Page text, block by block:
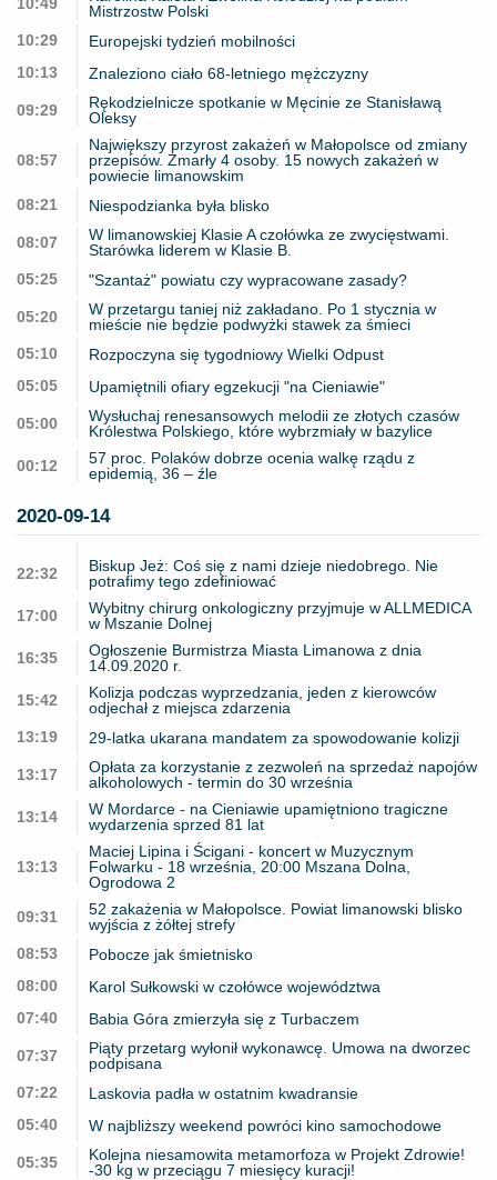
Mistrzostw Polski
10:29
Europejski tydzień mobilności
10:13
Znaleziono ciało 68-letniego mężczyzny
09:29
Rękodzielnicze spotkanie w Męcinie ze Stanisławą
Oleksy
08:57
Największy przyrost zakażeń w Małopolsce od zmiany
przepisów. Zmarły 4 osoby. 15 nowych zakażeń w
powiecie limanowskim
08:21
Niespodzianka była blisko
08:07
W limanowskiej Klasie A czołówka ze zwycięstwami.
Starówka liderem w Klasie B.
05:25
"Szantaż" powiatu czy wypracowane zasady?
05:20
W przetargu taniej niż zakładano. Po 1 stycznia w
mieście nie będzie podwyżki stawek za śmieci
05:10
Rozpoczyna się tygodniowy Wielki Odpust
05:05
Upamiętnili ofiary egzekucji "na Cieniawie"
05:00
Wysłuchaj renesansowych melodii ze złotych czasów
Królestwa Polskiego, które wybrzmiały w bazylice
00:12
57 proc. Polaków dobrze ocenia walkę rządu z
epidemią, 36 – źle
2020-09-14
22:32
Biskup Jeż: Coś się z nami dzieje niedobrego. Nie
potrafimy tego zdefiniować
17:00
Wybitny chirurg onkologiczny przyjmuje w ALLMEDICA
w Mszanie Dolnej
16:35
Ogłoszenie Burmistrza Miasta Limanowa z dnia
14.09.2020 r.
15:42
Kolizja podczas wyprzedzania, jeden z kierowców
odjechał z miejsca zdarzenia
13:19
29-latka ukarana mandatem za spowodowanie kolizji
13:17
Opłata za korzystanie z zezwoleń na sprzedaż napojów
alkoholowych - termin do 30 września
13:14
W Mordarce - na Cieniawie upamiętniono tragiczne
wydarzenia sprzed 81 lat
13:13
Maciej Lipina i Ścigani - koncert w Muzycznym
Folwarku - 18 września, 20:00 Mszana Dolna,
Ogrodowa 2
09:31
52 zakażenia w Małopolsce. Powiat limanowski blisko
wyjścia z żółtej strefy
08:53
Pobocze jak śmietnisko
08:00
Karol Sułkowski w czołówce województwa
07:40
Babia Góra zmierzyła się z Turbaczem
07:37
Piąty przetarg wyłonił wykonawcę. Umowa na dworzec
podpisana
07:22
Laskovia padła w ostatnim kwadransie
05:40
W najbliższy weekend powróci kino samochodowe
05:35
Kolejna niesamowita metamorfoza w Projekt Zdrowie!
-30 kg w przeciągu 7 miesięcy kuracji!